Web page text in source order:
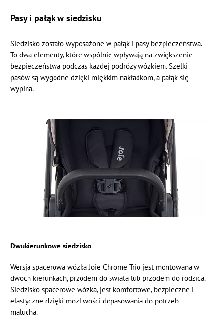
Pasy i pałąk w siedzisku
Siedzisko zostało wyposażone w pałąk i pasy bezpieczeństwa.
To dwa elementy, które wspólnie wpływają na zwiększenie
bezpieczeństwa podczas każdej podróży wózkiem. Szelki
pasów są wygodne dzięki miękkim nakładkom, a pałąk się
wypina.
Dwukierunkowe siedzisko
Wersja spacerowa wózka Joie Chrome Trio jest montowana w
dwóch kierunkach, przodem do świata lub przodem do rodzica.
Siedzisko spacerowe wózka, jest komfortowe, bezpieczne i
elastyczne dzięki możliwości dopasowania do potrzeb
malucha.